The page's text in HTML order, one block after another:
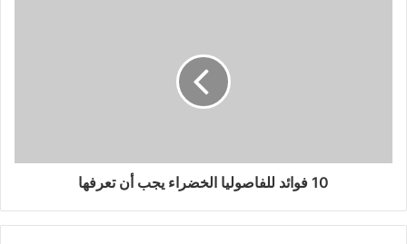
10 فوائد للفاصوليا الخضراء يجب أن تعرفها